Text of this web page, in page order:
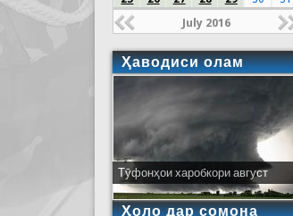
July 2016
Ҳаводиси олам
Тӯфонҳои харобкори август
Ҳоло дар сомона